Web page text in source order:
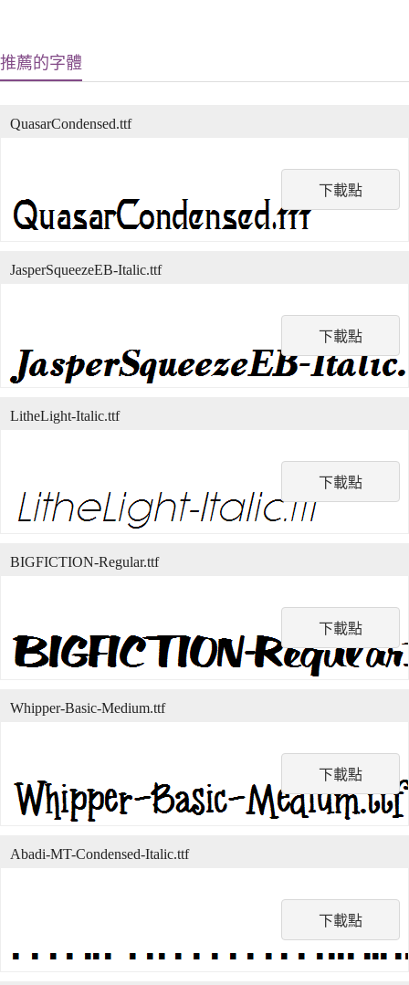
推薦的字體
下載點
QuasarCondensed.ttf
下載點
JasperSqueezeEB-Italic.ttf
下載點
LitheLight-Italic.ttf
下載點
BIGFICTION-Regular.ttf
下載點
Whipper-Basic-Medium.ttf
下載點
Abadi-MT-Condensed-Italic.ttf